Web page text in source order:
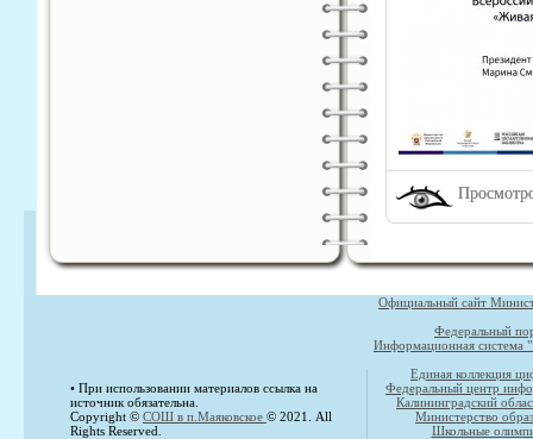
• При использовании материалов ссылка на
источник обязательна.
Copyright © СОШ в п.Маяковское © 2021. All
Rights Reserved.
Официальный сайт
Федеральный
Информационная система
Единая коллекция
Федеральный центр
Калининградский
Министерство
Школьные